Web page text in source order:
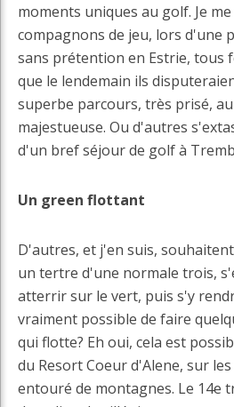
moments uniques au golf. Je
compagnons de jeu, lors d'une
sans prétention en Estrie, tous
que le lendemain ils
superbe parcours, très prisé,
majestueuse. Ou d'autres
d'un bref séjour de golf à
Un green flottant
D'autres, et j'en suis,
un tertre d'une normale trois,
atterrir sur le vert, puis s'y
vraiment possible de faire
qui flotte? Eh oui, cela est
du Resort Coeur d'Alene, sur
entouré de montagnes. Le 14e